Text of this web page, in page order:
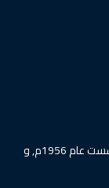
هي أول جريدة مسائية في جمهورية مصر العربية تأسست عام 1956م, و